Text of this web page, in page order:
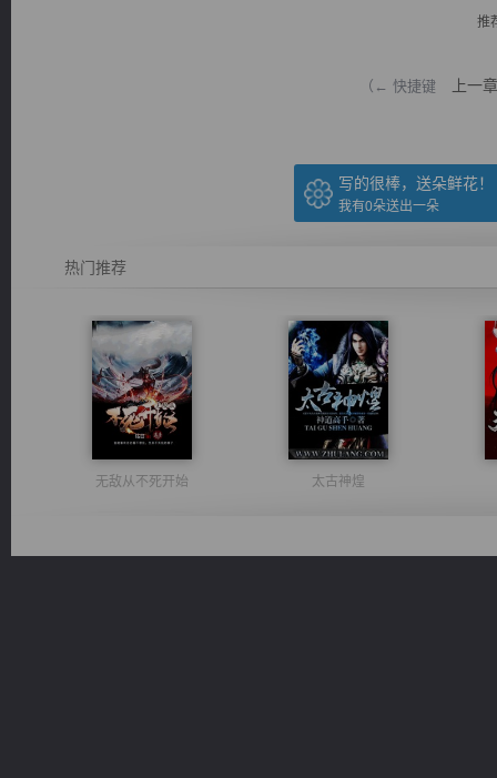
推
（← 快捷键 上一章
写的很棒，送朵鲜花！
我有0朵送出一朵
热门推荐
无敌从不死开始 太古神煌